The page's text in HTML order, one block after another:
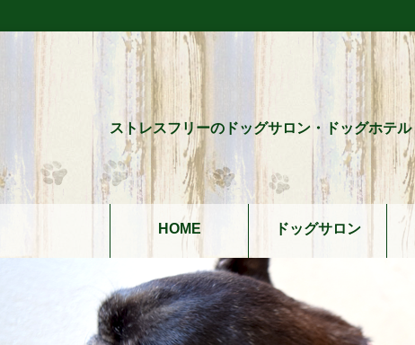
ストレスフリーのドッグサロン・ドッグホテル
HOME ドッグサロン